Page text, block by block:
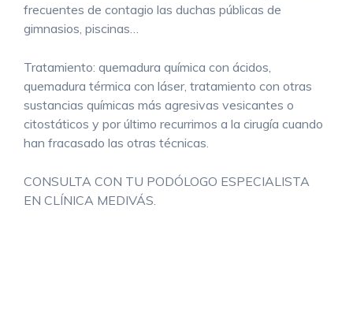
frecuentes de contagio las duchas públicas de
gimnasios, piscinas…
Tratamiento: quemadura química con ácidos,
quemadura térmica con láser, tratamiento con otras
sustancias químicas más agresivas vesicantes o
citostáticos y por último recurrimos a la cirugía cuando
han fracasado las otras técnicas.
CONSULTA CON TU PODÓLOGO ESPECIALISTA
EN CLÍNICA MEDIVÁS.